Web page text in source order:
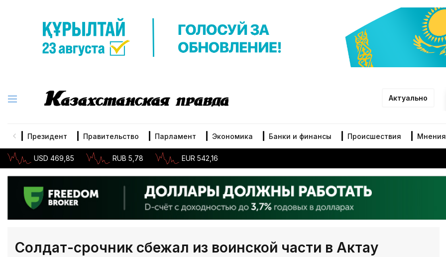
Актуально
Президент Правительство Парламент Экономика Банки и финансы Происшествия Мнения
USD 469,85 RUB 5,78 EUR 542,16
Cолдат-срочник сбежал из воинской части в Актау